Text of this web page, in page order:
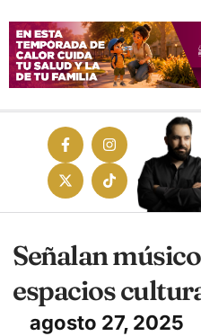
Señalan
espacios
agosto 27, 2025